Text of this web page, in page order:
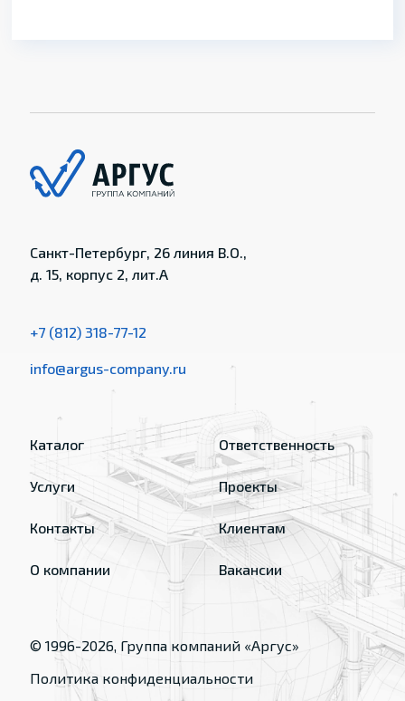
Санкт-Петербург, 26 линия В.О.,
д. 15, корпус 2, лит.А
+7 (812) 318-77-12
info@argus-company.ru
Каталог
Услуги
Контакты
О компании
Ответственность
Проекты
Клиентам
Вакансии
© 1996-2026, Группа компаний «Аргус»
Политика конфиденциальности